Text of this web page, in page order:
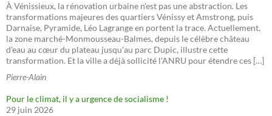
À Vénissieux, la rénovation urbaine n'est pas une abstraction. Les
transformations majeures des quartiers Vénissy et Amstrong, puis
Darnaise, Pyramide, Léo Lagrange en portent la trace. Actuellement,
la zone marché-Monmousseau-Balmes, depuis le célèbre château
d'eau au cœur du plateau jusqu'au parc Dupic, illustre cette
transformation. Et la ville a déjà sollicité l'ANRU pour étendre ces […]
Pierre-Alain
Pour le climat, il y a urgence de socialisme !
29 juin 2026